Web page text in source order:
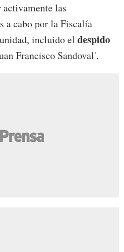
activamente las
a cabo por la Fiscalía
incluido el despido
Francisco Sandoval'.